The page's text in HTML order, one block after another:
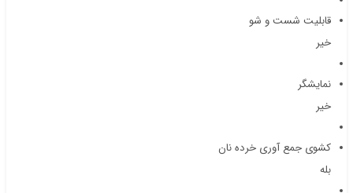
قابلیت شست و شو
خیر
نمایشگر
خیر
کشوی جمع آوری خرده نان
بله